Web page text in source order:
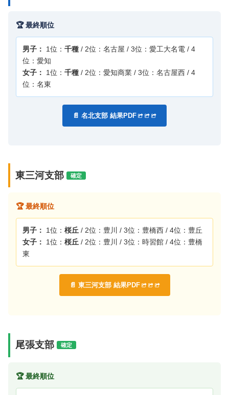
🏆 最終順位
男子： 1位： 千種 / 2位：名古屋 / 3位：愛工大名電 / 4
位：愛知
女子：
1位： 千種 / 2位：愛知商業 / 3位：名古屋西 / 4
位：名東
📄 名北支部 結果PDF
東三河支部 確定
🏆 最終順位
男子： 1位： 桜丘 / 2位：豊川 / 3位：豊橋西 / 4位：豊丘
女子：
1位： 桜丘 / 2位：豊川 / 3位：時習館 / 4位：豊橋
東
📄 東三河支部 結果PDF
尾張支部 確定
🏆 最終順位